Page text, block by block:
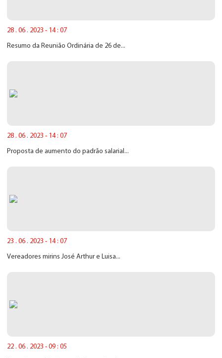
28 . 06 . 2023 - 14 : 07
Resumo da Reunião Ordinária de 26 de...
28 . 06 . 2023 - 14 : 07
Proposta de aumento do padrão salarial...
23 . 06 . 2023 - 14 : 07
Vereadores mirins José Arthur e Luisa...
22 . 06 . 2023 - 09 : 05